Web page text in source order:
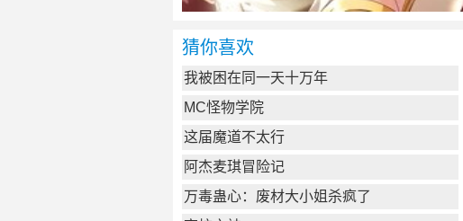
猜你喜欢
我被困在同一天十万年
MC怪物学院
这届魔道不太行
阿杰麦琪冒险记
万毒蛊心：废材大小姐杀疯了